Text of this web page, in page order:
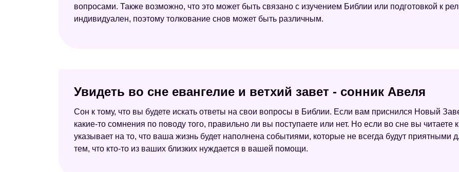
вопросами. Также возможно, что это может быть связано с изучением Библии или подготовкой к
индивидуален, поэтому толкование снов может быть различным.
Увидеть во сне евангелие и ветхий завет - сонник Авеля
Сон к тому, что вы будете искать ответы на свои вопросы в Библии. Если вам приснился Новый
какие-то сомнения по поводу того, правильно ли вы поступаете или нет. Но если во сне вы читаете
указывает на то, что ваша жизнь будет наполнена событиями, которые не всегда будут приятными
тем, что кто-то из ваших близких нуждается в вашей помощи.